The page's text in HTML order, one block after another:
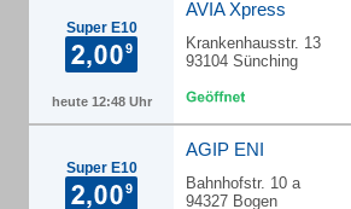
Super E10
heute 12:48 Uhr
AVIA Xpress
Krankenhausstr. 13
93104 Sünching
Super E10
AGIP ENI
Bahnhofstr. 10 a
94327 Bogen